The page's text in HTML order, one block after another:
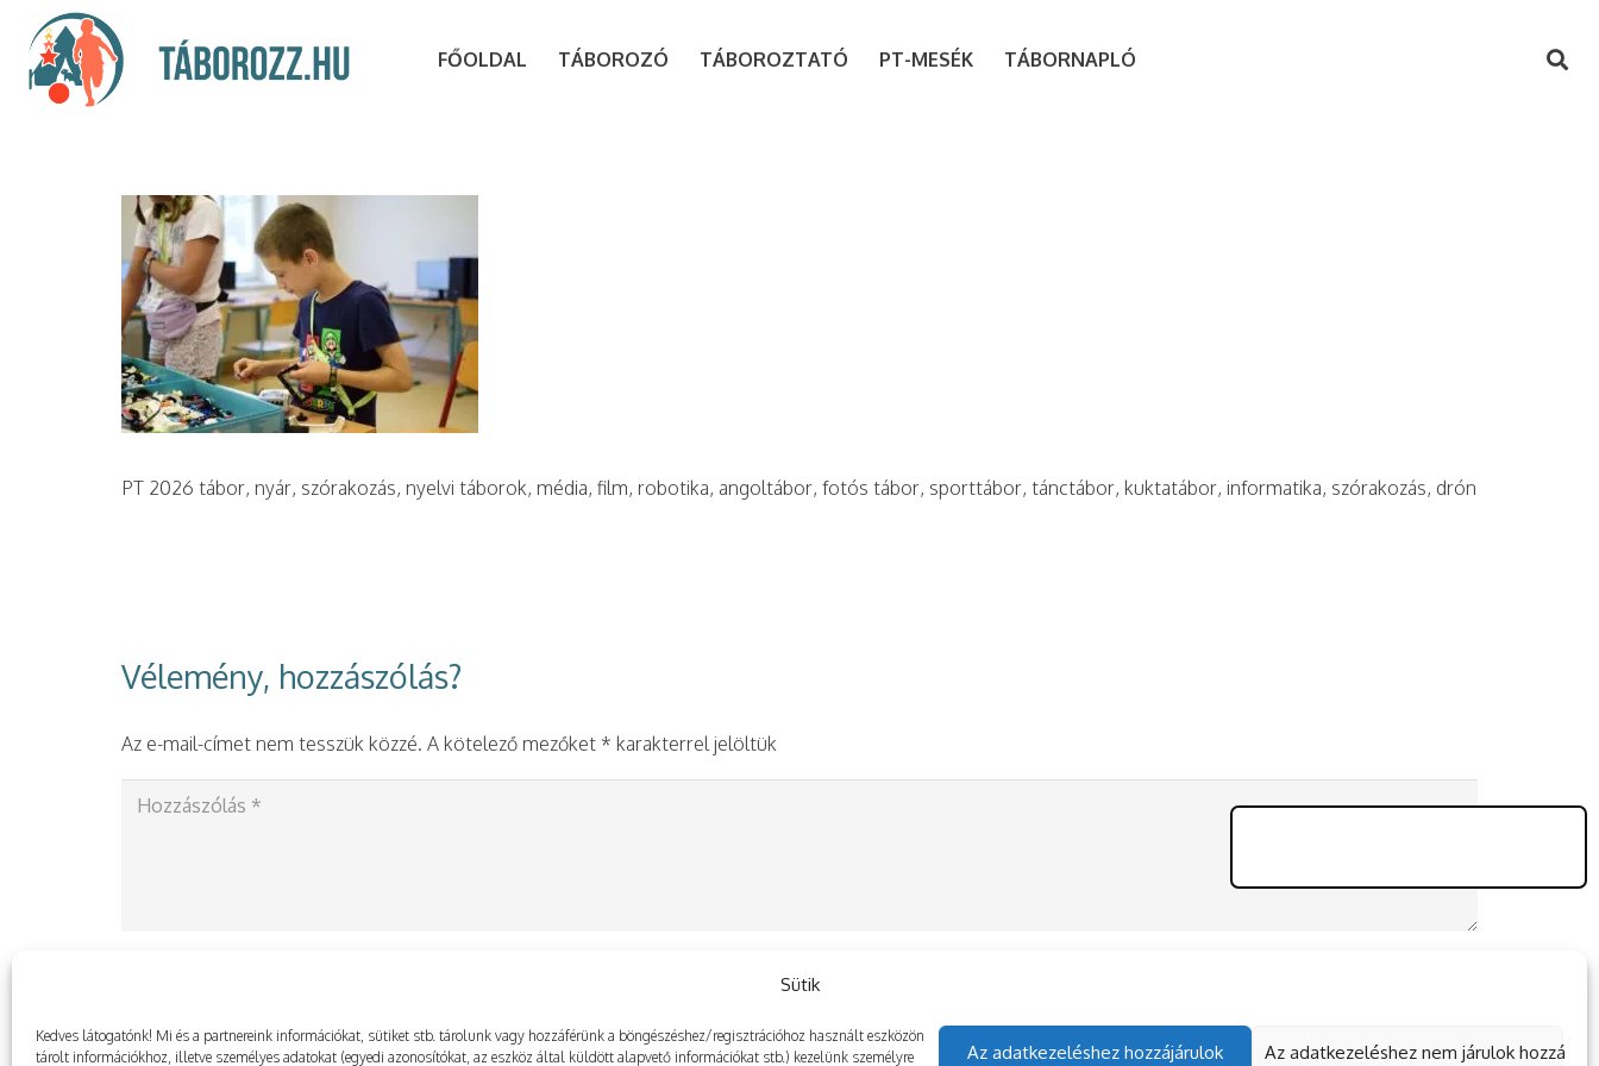
Sütik
Kedves látogatónk! Mi és a partnereink információkat, sütiket stb. tárolunk vagy hozzáférünk a böngészéshez/regisztrációhoz használt eszközön
tárolt információkhoz, illetve személyes adatokat (egyedi azonosítókat, az eszköz által küldött alapvető információkat stb.) kezelünk személyre
Az adatkezeléshez hozzájárulok Az adatkezeléshez nem járulok hozzá
FŐOLDAL TÁBOROZÓ TÁBOROZTATÓ PT-MESÉK TÁBORNAPLÓ
PT 2026 tábor, nyár, szórakozás, nyelvi táborok, média, film, robotika, angoltábor, fotós tábor, sporttábor, tánctábor, kuktatábor, informatika, szórakozás, drón
Vélemény, hozzászólás?
Az e-mail-címet nem tesszük közzé. A kötelező mezőket * karakterrel jelöltük